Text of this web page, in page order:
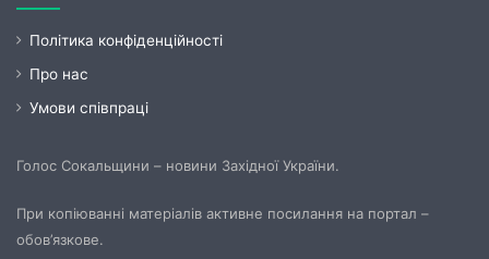
Політика конфіденційності
Про нас
Умови співпраці
Голос Сокальщини – новини Західної України.
При копіюванні матеріалів активне посилання на портал –
обов’язкове.